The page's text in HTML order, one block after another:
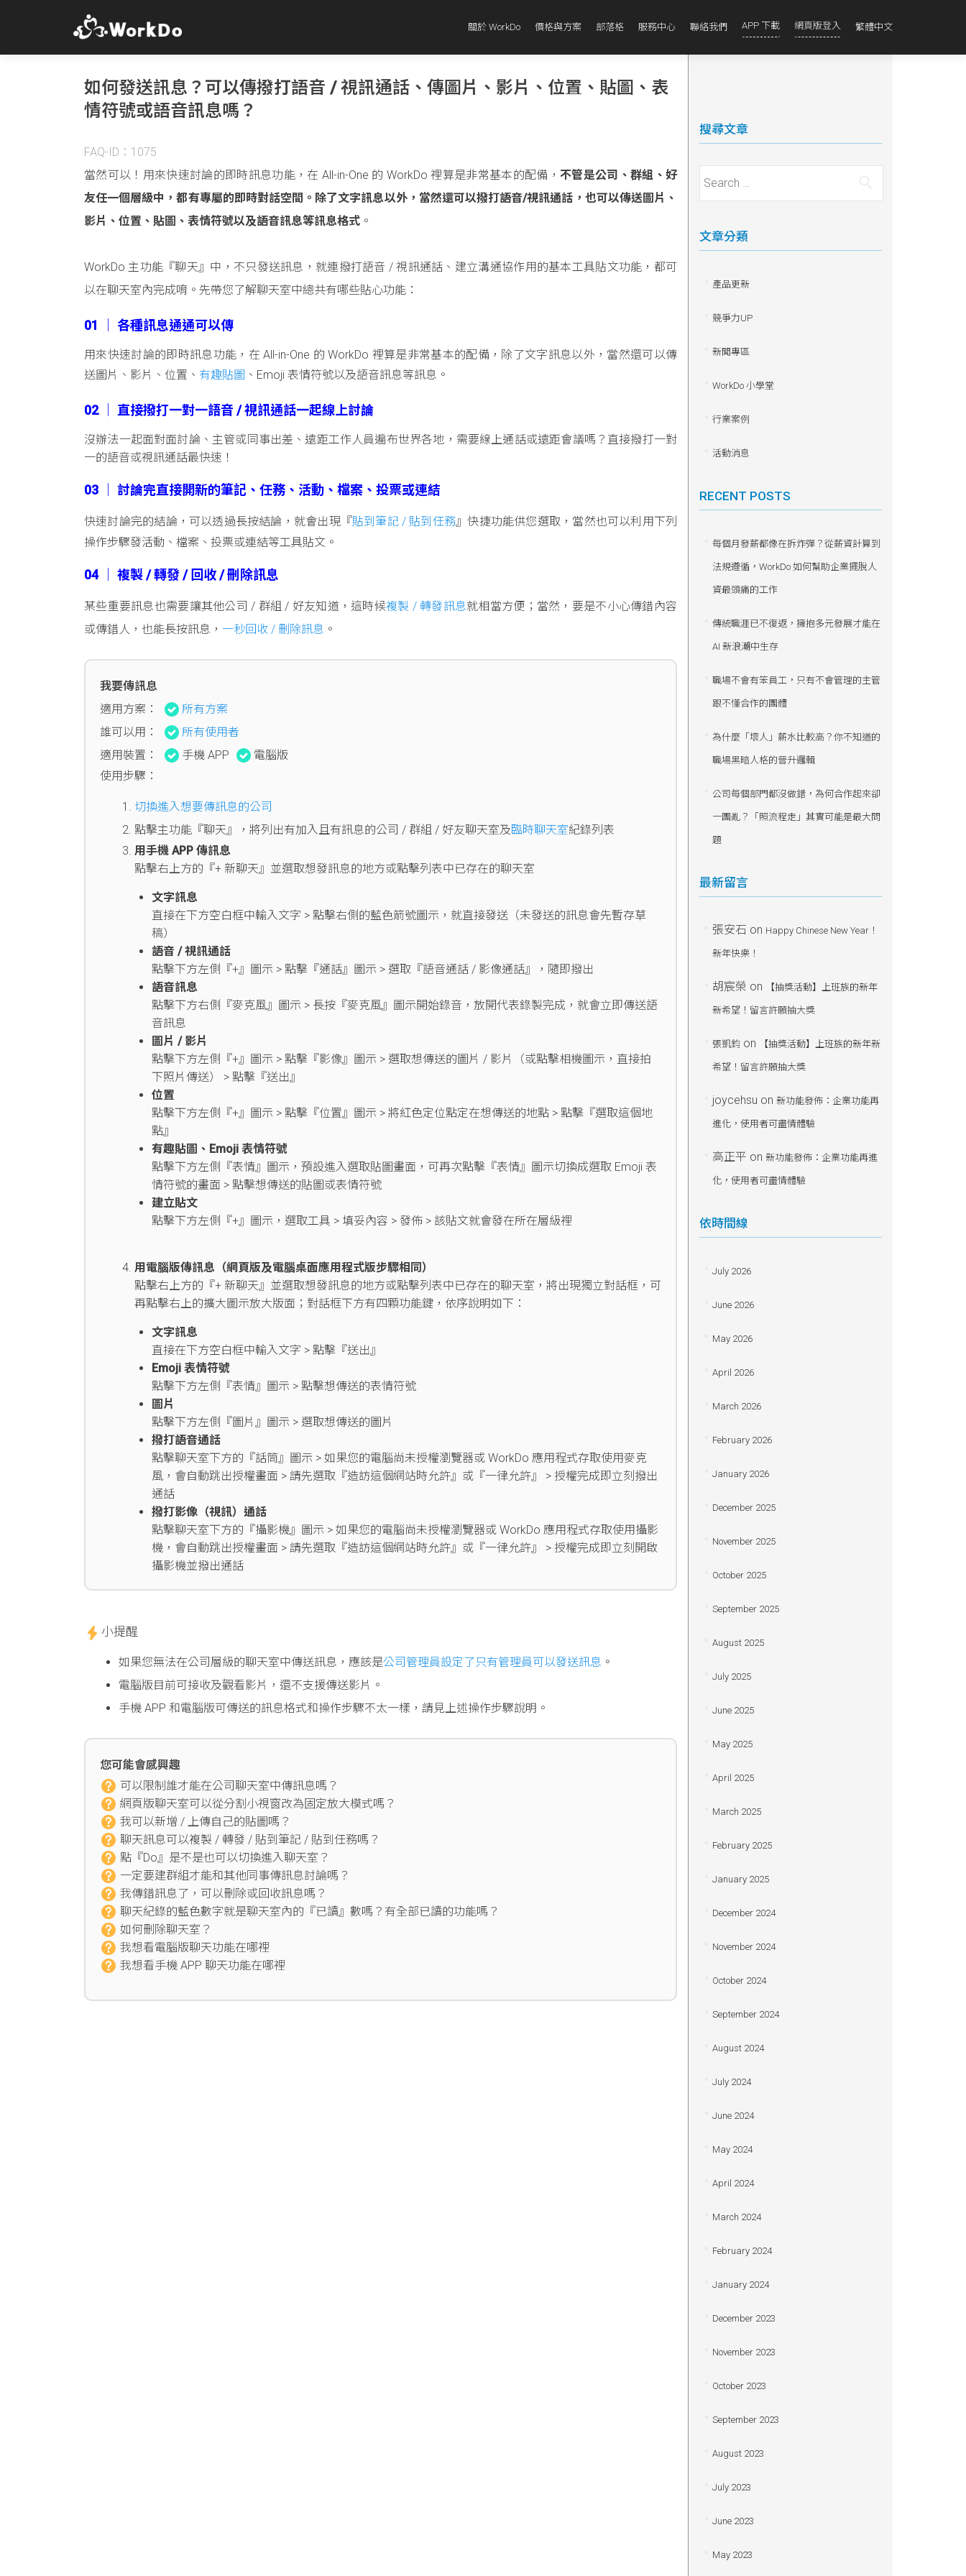
關於 WorkDo 價格與方案 部落格 服務中心 聯絡我們 APP 下載 網頁版登入 繁體中文
如何發送訊息？可以傳撥打語音 / 視訊通話、傳圖片、影片、位置、貼圖、表
情符號或語音訊息嗎？
FAQ-ID：1075
當然可以！用來快速討論的即時訊息功能，在 All-in-One 的 WorkDo 裡算是非常基本的配備， 不管是公司、群組、好
友任一個層級中，都有專屬的即時對話空間。除了文字訊息以外，當然還可以撥打語音/視訊通話，也可以傳送圖片、
影片、位置、貼圖、表情符號以及語音訊息等訊息格式 。
WorkDo 主功能『聊天』中，不只發送訊息，就連撥打語音 / 視訊通話、建立溝通協作用的基本工具貼文功能，都可
以在聊天室內完成唷。先帶您了解聊天室中總共有哪些貼心功能：
01 │ 各種訊息通通可以傳
用來快速討論的即時訊息功能，在 All-in-One 的 WorkDo 裡算是非常基本的配備，除了文字訊息以外，當然還可以傳
送圖片、影片、位置、 有趣貼圖 、Emoji 表情符號以及語音訊息等訊息。
02 │ 直接撥打一對一語音 / 視訊通話一起線上討論
沒辦法一起面對面討論、主管或同事出差、遠距工作人員遍布世界各地，需要線上通話或遠距會議嗎？直接撥打一對
一的語音或視訊通話最快速！
03 │ 討論完直接開新的筆記、任務、活動、檔案、投票或連結
快速討論完的結論，可以透過長按結論，就會出現『貼到筆記 / 貼到任務』快捷功能供您選取，當然也可以利用下列
操作步驟發活動、檔案、投票或連結等工具貼文。
04 │ 複製 / 轉發 / 回收 / 刪除訊息
某些重要訊息也需要讓其他公司 / 群組 / 好友知道，這時候複製 / 轉發訊息就相當方便；當然，要是不小心傳錯內容
或傳錯人，也能長按訊息， 一秒回收 / 刪除訊息 。
我要傳訊息
適用方案：
所有方案
誰可以用：
所有使用者
適用裝置：
手機 APP
電腦版
使用步驟：
切換進入想要傳訊息的公司
點擊主功能『聊天』，將列出有加入且有訊息的公司 / 群組 / 好友聊天室及臨時聊天室紀錄列表
用手機 APP 傳訊息
點擊右上方的『+ 新聊天』並選取想發訊息的地方或點擊列表中已存在的聊天室
文字訊息
直接在下方空白框中輸入文字 > 點擊右側的藍色箭號圖示，就直接發送（未發送的訊息會先暫存草
稿）
語音 / 視訊通話
點擊下方左側『+』圖示 > 點擊『通話』圖示 > 選取『語音通話 / 影像通話』，隨即撥出
語音訊息
點擊下方右側『麥克風』圖示 > 長按『麥克風』圖示開始錄音，放開代表錄製完成，就會立即傳送語
音訊息
圖片 / 影片
點擊下方左側『+』圖示 > 點擊『影像』圖示 > 選取想傳送的圖片 / 影片（或點擊相機圖示，直接拍
下照片傳送） > 點擊『送出』
位置
點擊下方左側『+』圖示 > 點擊『位置』圖示 > 將紅色定位點定在想傳送的地點 > 點擊『選取這個地
點』
有趣貼圖、Emoji 表情符號
點擊下方左側『表情』圖示，預設進入選取貼圖畫面，可再次點擊『表情』圖示切換成選取 Emoji 表
情符號的畫面 > 點擊想傳送的貼圖或表情符號
建立貼文
點擊下方左側『+』圖示，選取工具 > 填妥內容 > 發佈 > 該貼文就會發在所在層級裡
用電腦版傳訊息（網頁版及電腦桌面應用程式版步驟相同）
點擊右上方的『+ 新聊天』並選取想發訊息的地方或點擊列表中已存在的聊天室，將出現獨立對話框，可
再點擊右上的擴大圖示放大版面；對話框下方有四顆功能鍵，依序說明如下：
文字訊息
直接在下方空白框中輸入文字 > 點擊『送出』
Emoji 表情符號
點擊下方左側『表情』圖示 > 點擊想傳送的表情符號
圖片
點擊下方左側『圖片』圖示 > 選取想傳送的圖片
撥打語音通話
點擊聊天室下方的『話筒』圖示 > 如果您的電腦尚未授權瀏覽器或 WorkDo 應用程式存取使用麥克
風，會自動跳出授權畫面 > 請先選取『造訪這個網站時允許』或『一律允許』 > 授權完成即立刻撥出
通話
撥打影像（視訊）通話
點擊聊天室下方的『攝影機』圖示 > 如果您的電腦尚未授權瀏覽器或 WorkDo 應用程式存取使用攝影
機，會自動跳出授權畫面 > 請先選取『造訪這個網站時允許』或『一律允許』 > 授權完成即立刻開啟
攝影機並撥出通話
小提醒
如果您無法在公司層級的聊天室中傳送訊息，應該是公司管理員設定了只有管理員可以發送訊息 。
電腦版目前可接收及觀看影片，還不支援傳送影片。
手機 APP 和電腦版可傳送的訊息格式和操作步驟不太一樣，請見上述操作步驟說明。
您可能會感興趣
可以限制誰才能在公司聊天室中傳訊息嗎？
網頁版聊天室可以從分割小視窗改為固定放大模式嗎？
我可以新增 / 上傳自己的貼圖嗎？
聊天訊息可以複製 / 轉發 / 貼到筆記 / 貼到任務嗎？
點『Do』是不是也可以切換進入聊天室？
一定要建群組才能和其他同事傳訊息討論嗎？
我傳錯訊息了，可以刪除或回收訊息嗎？
聊天紀錄的藍色數字就是聊天室內的『已讀』數嗎？有全部已讀的功能嗎？
如何刪除聊天室？
我想看電腦版聊天功能在哪裡
我想看手機 APP 聊天功能在哪裡
搜尋文章
Search for:
文章分類
產品更新
競爭力UP
新聞專區
WorkDo 小學堂
行業案例
活動消息
RECENT POSTS
每個月發薪都像在拆炸彈？從薪資計算到
法規遵循，WorkDo 如何幫助企業擺脫人
資最頭痛的工作
傳統職涯已不復返，擁抱多元發展才能在
AI 新浪潮中生存
職場不會有笨員工，只有不會管理的主管
跟不懂合作的團體
為什麼「壞人」薪水比較高？你不知道的
職場黑暗人格的晉升邏輯
公司每個部門都沒做錯，為何合作起來卻
一團亂？「照流程走」其實可能是最大問
題
最新留言
張安石 on Happy Chinese New Year！
新年快樂！
胡宸榮 on 【抽獎活動】上班族的新年
新希望！留言許願抽大獎
張凱鈞on 【抽獎活動】上班族的新年新
希望！留言許願抽大獎
joycehsu on 新功能發佈：企業功能再
進化，使用者可盡情體驗
高正平 on 新功能發佈：企業功能再進
化，使用者可盡情體驗
依時間線
July 2026
June 2026
May 2026
April 2026
March 2026
February 2026
January 2026
December 2025
November 2025
October 2025
September 2025
August 2025
July 2025
June 2025
May 2025
April 2025
March 2025
February 2025
January 2025
December 2024
November 2024
October 2024
September 2024
August 2024
July 2024
June 2024
May 2024
April 2024
March 2024
February 2024
January 2024
December 2023
November 2023
October 2023
September 2023
August 2023
July 2023
June 2023
May 2023